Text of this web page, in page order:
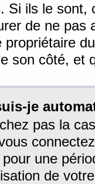
Si ils le sont,
de ne pas
propriétaire
son côté, et
je
pas la
une
de